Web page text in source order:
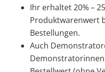
Ihr erhaltet 20% –
Produktwarenwert
Bestellungen.
Auch